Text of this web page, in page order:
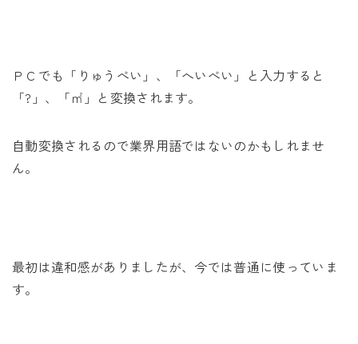
ＰＣでも「りゅうべい」、「へいべい」と入力すると
「?」、「㎡」と変換されます。
自動変換されるので業界用語ではないのかもしれませ
ん。
最初は違和感がありましたが、今では普通に使っていま
す。